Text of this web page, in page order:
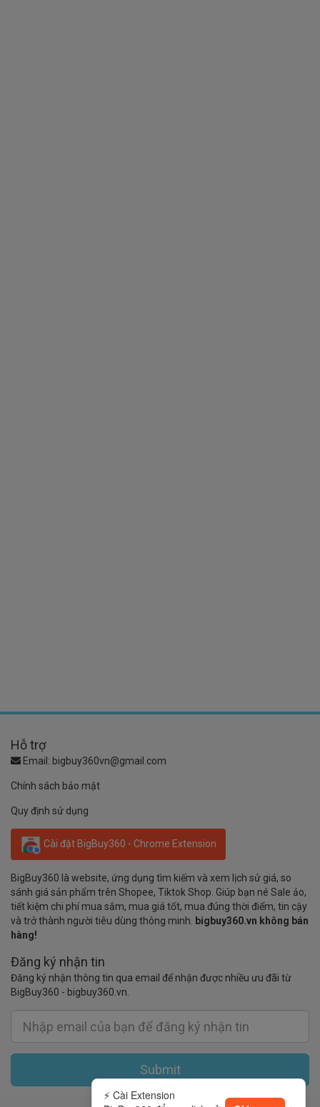
⚡ Cài Extension
Hỗ trợ
Email: bigbuy360vn@gmail.com
Chính sách bảo mật
Quy định sử dụng
Cài đặt BigBuy360 - Chrome Extension
BigBuy360 là website, ứng dụng tìm kiếm và xem lịch sử giá, so
sánh giá sản phẩm trên Shopee, Tiktok Shop. Giúp bạn né Sale ảo,
tiết kiệm chi phí mua sắm, mua giá tốt, mua đúng thời điểm, tin cậy
và trở thành người tiêu dùng thông minh.
bigbuy360.vn không bán
hàng!
Đăng ký nhận tin
Đăng ký nhận thông tin qua email để nhận được nhiều ưu đãi từ
BigBuy360 - bigbuy360.vn.
Submit